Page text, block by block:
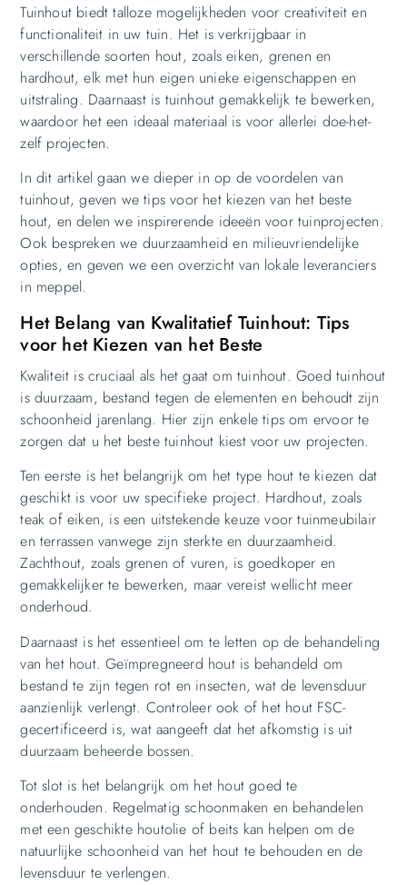
Tuinhout biedt talloze mogelijkheden voor creativiteit en
functionaliteit in uw tuin. Het is verkrijgbaar in
verschillende soorten hout, zoals eiken, grenen en
hardhout, elk met hun eigen unieke eigenschappen en
uitstraling. Daarnaast is tuinhout gemakkelijk te bewerken,
waardoor het een ideaal materiaal is voor allerlei doe-het-
zelf projecten.
In dit artikel gaan we dieper in op de voordelen van
tuinhout, geven we tips voor het kiezen van het beste
hout, en delen we inspirerende ideeën voor tuinprojecten.
Ook bespreken we duurzaamheid en milieuvriendelijke
opties, en geven we een overzicht van lokale leveranciers
in meppel.
Het Belang van Kwalitatief Tuinhout: Tips
voor het Kiezen van het Beste
Kwaliteit is cruciaal als het gaat om tuinhout. Goed tuinhout
is duurzaam, bestand tegen de elementen en behoudt zijn
schoonheid jarenlang. Hier zijn enkele tips om ervoor te
zorgen dat u het beste tuinhout kiest voor uw projecten.
Ten eerste is het belangrijk om het type hout te kiezen dat
geschikt is voor uw specifieke project. Hardhout, zoals
teak of eiken, is een uitstekende keuze voor tuinmeubilair
en terrassen vanwege zijn sterkte en duurzaamheid.
Zachthout, zoals grenen of vuren, is goedkoper en
gemakkelijker te bewerken, maar vereist wellicht meer
onderhoud.
Daarnaast is het essentieel om te letten op de behandeling
van het hout. Geïmpregneerd hout is behandeld om
bestand te zijn tegen rot en insecten, wat de levensduur
aanzienlijk verlengt. Controleer ook of het hout FSC-
gecertificeerd is, wat aangeeft dat het afkomstig is uit
duurzaam beheerde bossen.
Tot slot is het belangrijk om het hout goed te
onderhouden. Regelmatig schoonmaken en behandelen
met een geschikte houtolie of beits kan helpen om de
natuurlijke schoonheid van het hout te behouden en de
levensduur te verlengen.